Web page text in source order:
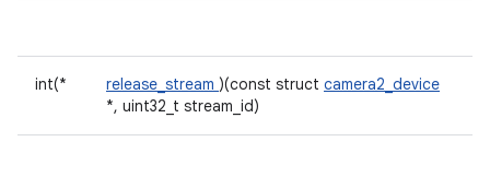
int(* release_stream )(const struct camera2_device
*, uint32_t stream_id)